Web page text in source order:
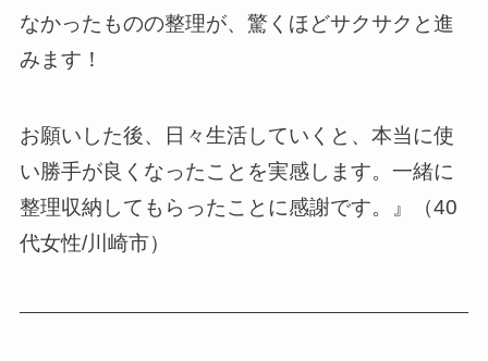
なかったものの整理が、驚くほどサクサクと進
みます！
お願いした後、日々生活していくと、本当に使
い勝手が良くなったことを実感します。一緒に
整理収納してもらったことに感謝です。』（40
代女性/川崎市）